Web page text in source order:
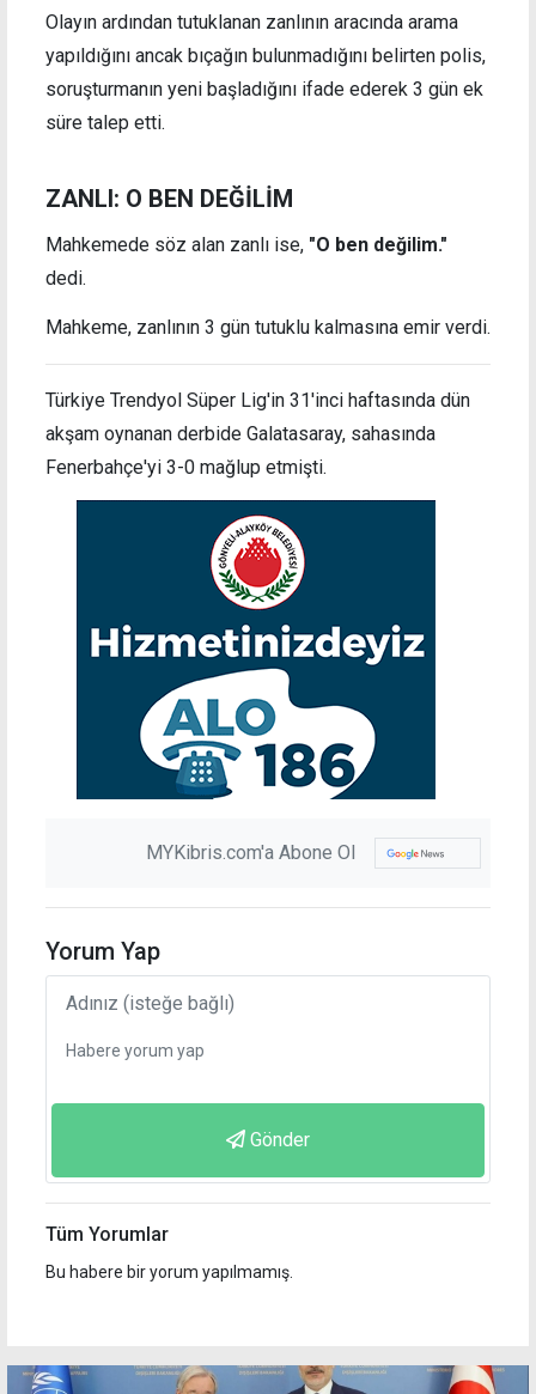
Olayın ardından tutuklanan zanlının aracında arama
yapıldığını ancak bıçağın bulunmadığını belirten polis,
soruşturmanın yeni başladığını ifade ederek 3 gün ek
süre talep etti.
ZANLI: O BEN DEĞİLİM
Mahkemede söz alan zanlı ise, "O ben değilim."
dedi.
Mahkeme, zanlının 3 gün tutuklu kalmasına emir verdi.
Türkiye Trendyol Süper Lig'in 31'inci haftasında dün
akşam oynanan derbide Galatasaray, sahasında
Fenerbahçe'yi 3-0 mağlup etmişti.
MYKibris.com'a Abone Ol
Yorum Yap
Gönder
Tüm Yorumlar
Bu habere bir yorum yapılmamış.